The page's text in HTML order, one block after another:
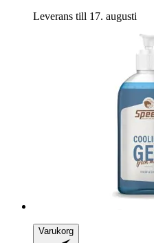
Leverans till 17. augusti
Varukorg